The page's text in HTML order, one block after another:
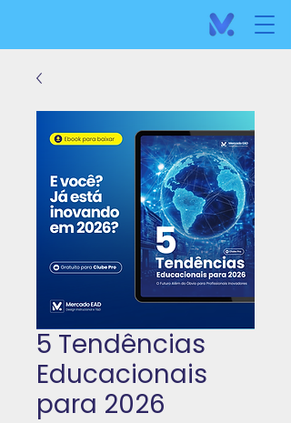
5 Tendências
Educacionais
para 2026